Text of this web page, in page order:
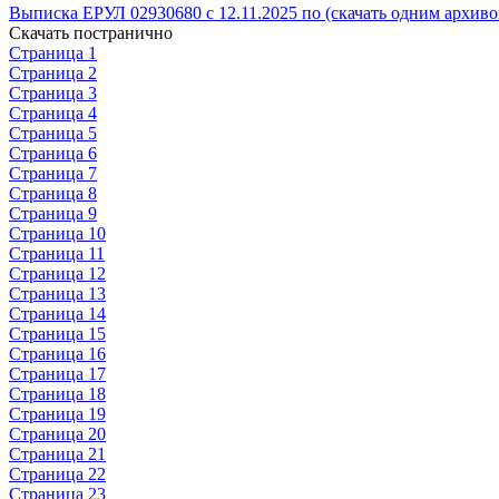
Выписка ЕРУЛ 02930680 с 12.11.2025 по (скачать одним
Скачать постранично
Страница 1
Страница 2
Страница 3
Страница 4
Страница 5
Страница 6
Страница 7
Страница 8
Страница 9
Страница 10
Страница 11
Страница 12
Страница 13
Страница 14
Страница 15
Страница 16
Страница 17
Страница 18
Страница 19
Страница 20
Страница 21
Страница 22
Страница 23